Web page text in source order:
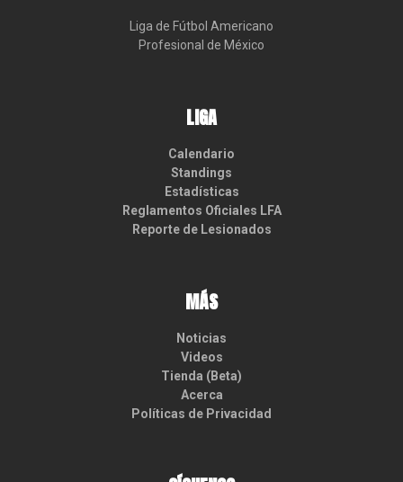
Liga de Fútbol Americano
Profesional de México
LIGA
Calendario
Standings
Estadísticas
Reglamentos Oficiales LFA
Reporte de Lesionados
MÁS
Noticias
Videos
Tienda (Beta)
Acerca
Políticas de Privacidad